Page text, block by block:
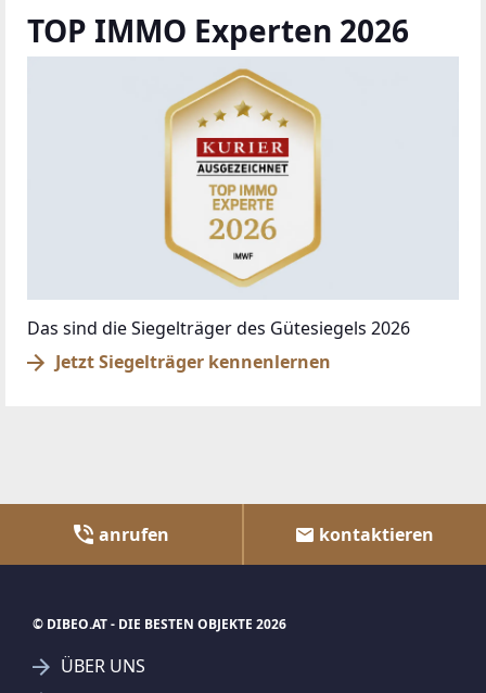
TOP IMMO Experten 2026
Das sind die Siegelträger des Gütesiegels 2026
Jetzt Siegelträger kennenlernen
anrufen kontaktieren
© DIBEO.AT - DIE BESTEN OBJEKTE 2026
ÜBER UNS